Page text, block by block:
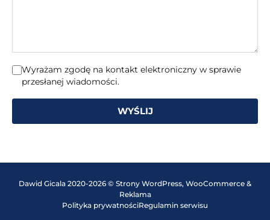
Wyrażam zgodę na kontakt elektroniczny w sprawie
przesłanej wiadomości.
WYŚLIJ
Dawid Gicala 2020-2026 © Strony WordPress, WooCommerce &
Reklama
Polityka prywatnościRegulamin serwisu